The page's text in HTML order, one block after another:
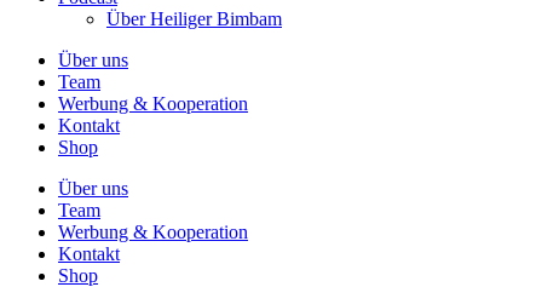
Über Heiliger Bimbam
Über uns
Team
Werbung & Kooperation
Kontakt
Shop
Über uns
Team
Werbung & Kooperation
Kontakt
Shop